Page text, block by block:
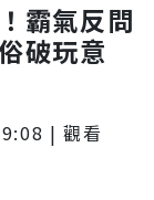
霸氣反問
破玩意
| 觀看